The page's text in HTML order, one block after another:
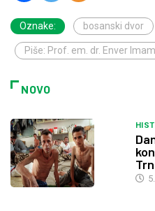
Oznake: bosanski dvor
Piše: Prof. em. dr. Enver
NOVO